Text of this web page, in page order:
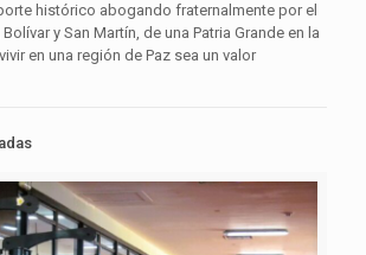
histórico abogando fraternalmente por el
y San Martín, de una Patria Grande en la
en una región de Paz sea un valor